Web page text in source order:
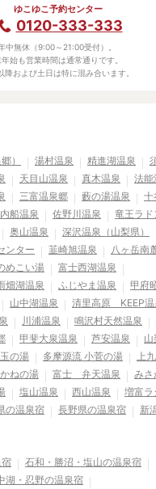
ゆこゆこ予約センター
0120-333-333
中無休（9:00～21:00受付）。
始も営業時間は通常通りです。
降および土日は特に混み合います。
）
湯村温泉 精進湖温泉
天目山温泉 真木温泉
法能
三富温泉郷 藪の湯温泉
十
内船温泉 佐野川温泉
竜王ラド
奥山温泉
深沢温泉（山梨県）
ンター 韮崎旭温泉
八ヶ岳南
めこい湯
富士西湖温泉
畑湖温泉 ふじやま温泉
甲府
山中湖温泉
清里高原 KEEP温
川浦温泉 鳴沢村天然温泉
甲斐大泉温泉 芦安温泉
山
の湯 多摩源流 小菅の湯
上
ねの湯 富士 弁天温泉
みさ
塩山温泉 西山温泉
増富ラ
の温泉宿 長野県の温泉宿 新
石和・勝沼・塩山の温泉宿
湖・忍野の温泉宿